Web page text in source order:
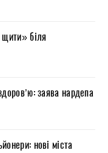
щити» біля
заява нардепа
нові міста